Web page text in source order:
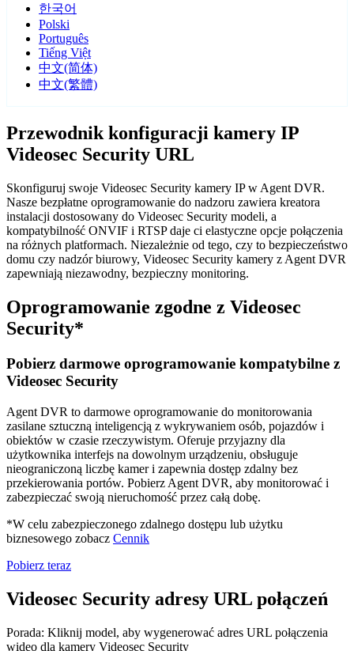
한국어
Polski
Português
Tiếng Việt
中文(简体)
中文(繁體)
Przewodnik konfiguracji kamery IP
Videosec Security URL
Skonfiguruj swoje Videosec Security kamery IP w Agent DVR.
Nasze bezpłatne oprogramowanie do nadzoru zawiera kreatora
instalacji dostosowany do Videosec Security modeli, a
kompatybilność ONVIF i RTSP daje ci elastyczne opcje połączenia
na różnych platformach. Niezależnie od tego, czy to bezpieczeństwo
domu czy nadzór biurowy, Videosec Security kamery z Agent DVR
zapewniają niezawodny, bezpieczny monitoring.
Oprogramowanie zgodne z Videosec
Security*
Pobierz darmowe oprogramowanie kompatybilne z
Videosec Security
Agent DVR to darmowe oprogramowanie do monitorowania
zasilane sztuczną inteligencją z wykrywaniem osób, pojazdów i
obiektów w czasie rzeczywistym. Oferuje przyjazny dla
użytkownika interfejs na dowolnym urządzeniu, obsługuje
nieograniczoną liczbę kamer i zapewnia dostęp zdalny bez
przekierowania portów. Pobierz Agent DVR, aby monitorować i
zabezpieczać swoją nieruchomość przez całą dobę.
*W celu zabezpieczonego zdalnego dostępu lub użytku
biznesowego zobacz Cennik
Pobierz teraz
Videosec Security adresy URL połączeń
Porada: Kliknij model, aby wygenerować adres URL połączenia
wideo dla kamery Videosec Security